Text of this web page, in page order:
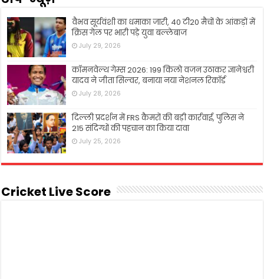
वैभव सूर्यवंशी का धमाका जारी, 40 टी20 मैचों के आंकड़ों में
क्रिस गेल पर भारी पड़े युवा बल्लेबाज
July 29, 2026
कॉमनवेल्थ गेम्स 2026: 199 किलो वजन उठाकर ज्ञानेश्वरी
यादव ने जीता सिल्वर, बनाया नया नेशनल रिकॉर्ड
July 28, 2026
दिल्ली प्रदर्शन में FRS कैमरों की बड़ी कार्रवाई, पुलिस ने
215 संदिग्धों की पहचान का किया दावा
July 25, 2026
Cricket Live Score